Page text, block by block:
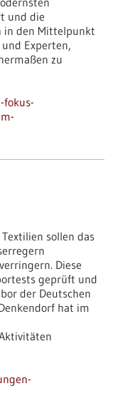
und die
in den Mittelpunkt
Experten,
zu
sollen das
Diese
geprüft und
der Deutschen
hat im